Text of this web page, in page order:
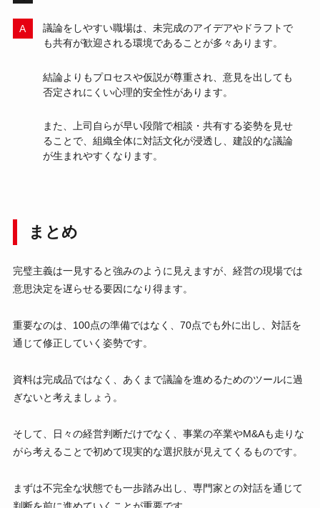
議論をしやすい職場は、未完成のアイデアやドラフトで
も共有が歓迎される環境であることが多々あります。
結論よりもプロセスや仮説が尊重され、意見を出しても
否定されにくい心理的安全性があります。
また、上司自らが早い段階で相談・共有する姿勢を見せ
ることで、組織全体に対話文化が浸透し、建設的な議論
が生まれやすくなります。
まとめ
完璧主義は一見すると強みのように見えますが、経営の現場では
意思決定を遅らせる要因になり得ます。
重要なのは、100点の準備ではなく、70点でも外に出し、対話を
通じて修正していく姿勢です。
資料は完成品ではなく、あくまで議論を進めるためのツールに過
ぎないと考えましょう。
そして、日々の経営判断だけでなく、事業の卒業やM&Aも走りな
がら考えることで初めて現実的な選択肢が見えてくるものです。
まずは不完全な状態でも一歩踏み出し、専門家との対話を通じて